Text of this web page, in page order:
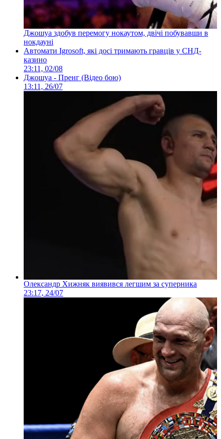
Джошуа здобув перемогу нокаутом, двічі побувавши в
нокдауні
Автомати Igrosoft, які досі тримають гравців у СНД-
казино
23:11, 02/08
Джошуа - Пренг (Відео бою)
13:11, 26/07
Олександр Хижняк виявився легшим за суперника
23:17, 24/07